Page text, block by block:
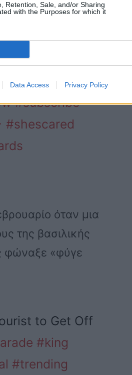
Retention, Sale, and/or Sharing
with the Purposes for which it
Data Access Privacy Policy
Face!
#shout
#tiktokviral
#subscribe
#shescared
όταν μια
της βασιλικής
φώναξε «φύγε
to Get Off
#king
#trending